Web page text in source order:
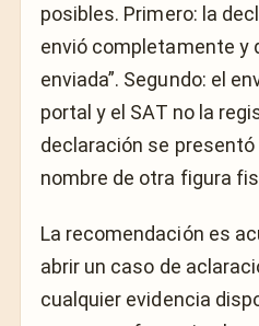
posibles. Primero: la
envió completamente y
enviada”. Segundo: el
portal y el SAT no la
declaración se presentó
nombre de otra figura
La recomendación es
abrir un caso de
cualquier evidencia